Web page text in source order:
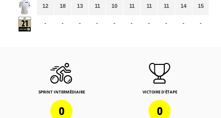
12
-
18
-
13
-
11
-
10
-
11
-
11
-
11
-
14
-
15
-
SPRINT INTERMÉDIAIRE
0
VICTOIRE D'ÉTAPE
0